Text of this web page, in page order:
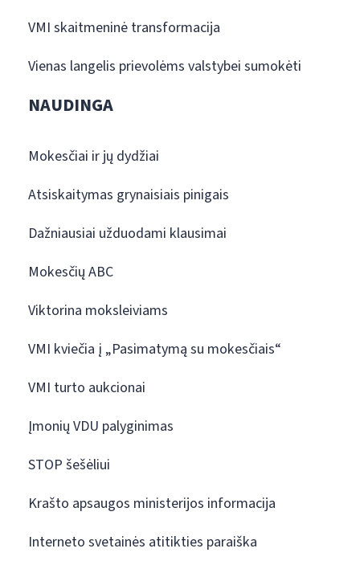
VMI skaitmeninė transformacija
Vienas langelis prievolėms valstybei sumokėti
NAUDINGA
Mokesčiai ir jų dydžiai
Atsiskaitymas grynaisiais pinigais
Dažniausiai užduodami klausimai
Mokesčių ABC
Viktorina moksleiviams
VMI kviečia į „Pasimatymą su mokesčiais“
VMI turto aukcionai
Įmonių VDU palyginimas
STOP šešėliui
Krašto apsaugos ministerijos informacija
Interneto svetainės atitikties paraiška